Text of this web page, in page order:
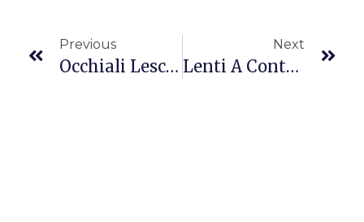
Previous
Occhiali Lesca: Guida Allo Stile Vintage Francese
Next
Lenti A Contatto Giornaliere: Comfort E Libertà Visiva